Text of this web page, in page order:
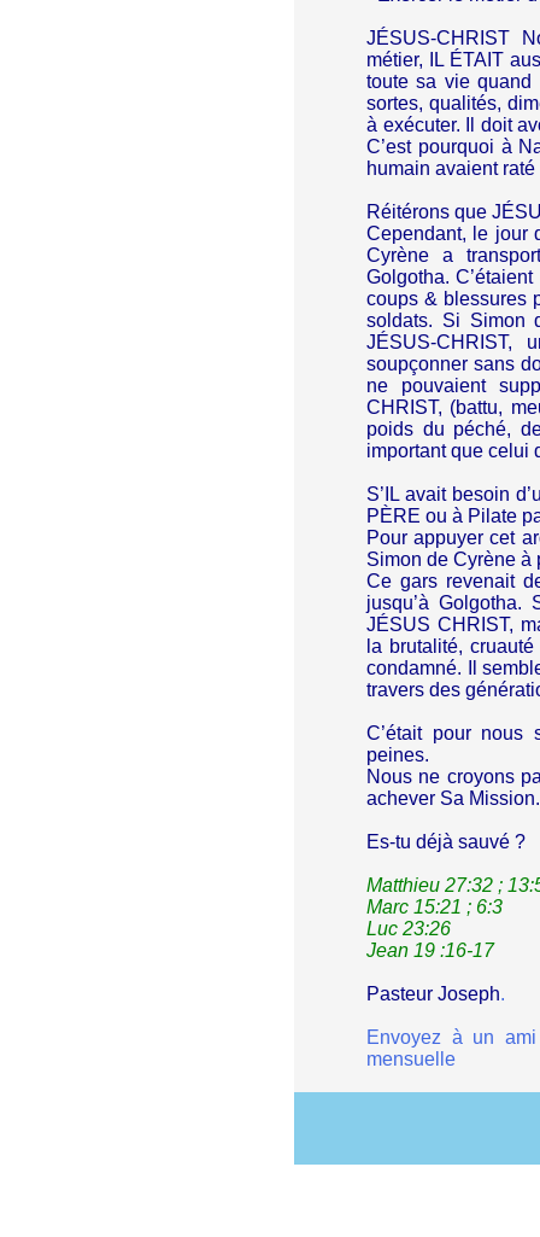
JÉSUS-CHRIST
métier, IL ÉTAIT
toute sa vie quand
sortes, qualités,
à exécuter. Il doit
C’est pourquoi à
humain avaient
Réitérons que
Cependant, le jour
Cyrène a
Golgotha.
coups & blessures
soldats. Si Simon
JÉSUS-CHRIST,
soupçonner sans
ne pouvaient
CHRIST, (battu,
poids du péché,
important que celui
S’IL avait besoin
PÈRE ou à Pilate
Pour appuyer cet
Simon de Cyrène à
Ce gars revenait
jusqu’à Golgotha.
JÉSUS CHRIST,
la brutalité,
condamné. Il
travers des
C’était pour nous
peines.
Nous ne croyons
achever Sa Mission.
Es-tu déjà sauvé ?
Matthieu 27:32 ;
Marc 15:21 ; 6:3
Luc 23:26
Jean 19 :16-17
Pasteur Joseph.
Envoyez à un ami
mensuelle